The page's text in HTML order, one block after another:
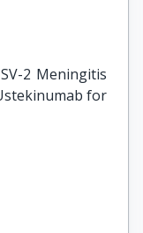
2 Meningitis
for